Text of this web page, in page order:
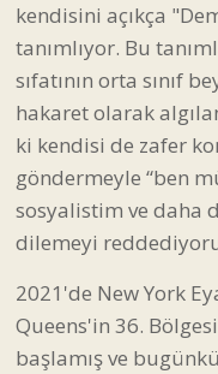
kendisini açıkça
tanımlıyor. Bu
sıfatının orta sınıf
hakaret olarak
ki kendisi de zafer
göndermeyle “ben
sosyalistim ve daha
dilemeyi
2021'de New York
Queens'in 36.
başlamış ve